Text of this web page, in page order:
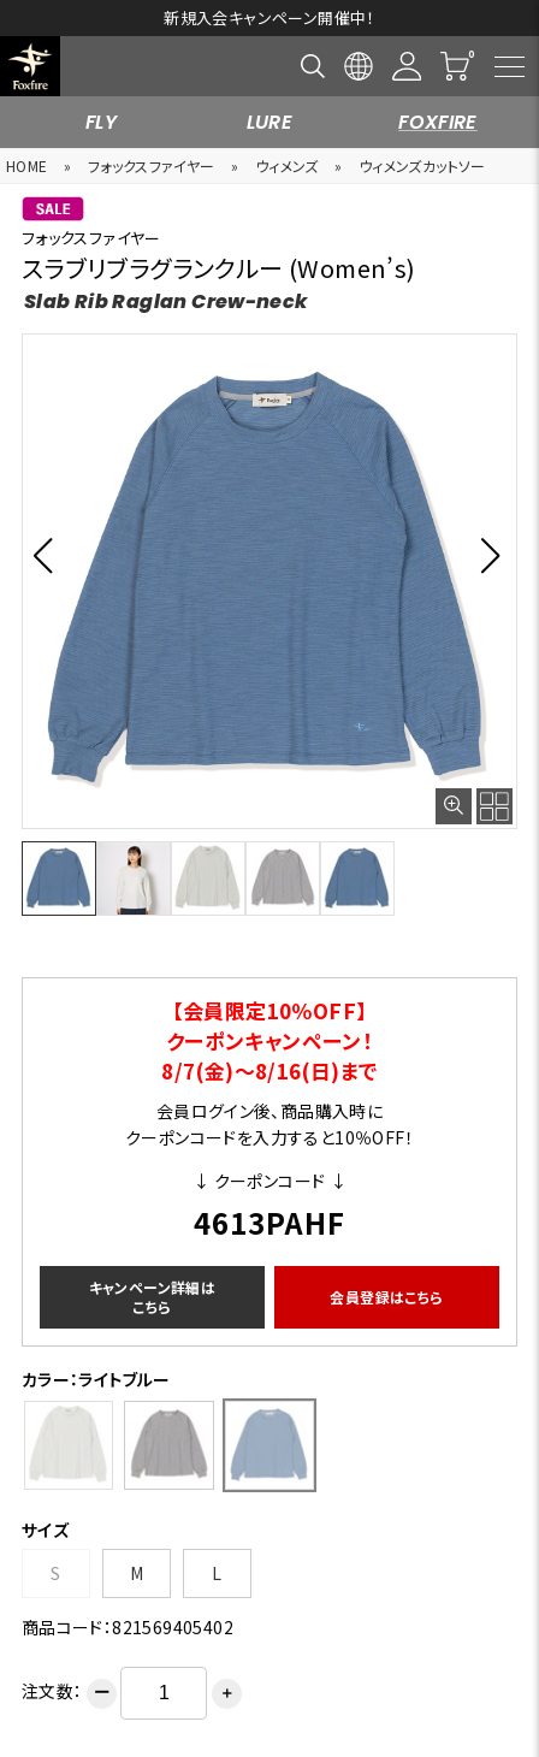
新規入会キャンペーン開催中！
FLY LURE FOXFIRE
HOME » フォックスファイヤー » ウィメンズ » ウィメンズカットソー
フォックスファイヤー
スラブリブラグランクルー (Women’s)
Slab Rib Raglan Crew-neck
【会員限定10％OFF】
クーポンキャンペーン！
8/7(金)～8/16(日)まで
会員ログイン後、商品購入時に
クーポンコードを入力すると10％OFF！
↓ クーポンコード ↓
4613PAHF
キャンペーン詳細は
こちら
会員登録はこちら
カラー：ライトブルー
サイズ
S
M L
商品コード：821569405402
注文数： ー ＋